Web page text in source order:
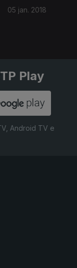
05 jan. 2018
Play
Android TV e